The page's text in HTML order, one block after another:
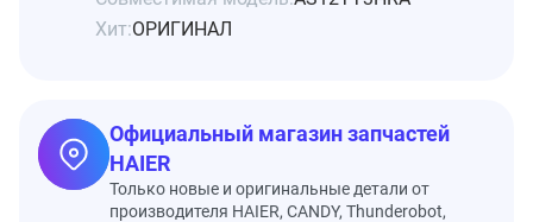
Хит:ОРИГИНАЛ
Официальный магазин запчастей
HAIER
Только новые и оригинальные детали от
производителя HAIER, CANDY, Thunderobot,